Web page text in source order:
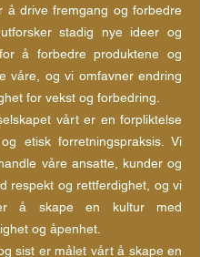
å drive fremgang og forbedre
stadig nye ideer og
å forbedre produktene og
våre, og vi omfavner endring
for vekst og forbedring.
vårt er en forpliktelse
etisk forretningspraksis. Vi
våre ansatte, kunder og
respekt og rettferdighet, og vi
å skape en kultur med
og åpenhet.
sist er målet vårt å skape en